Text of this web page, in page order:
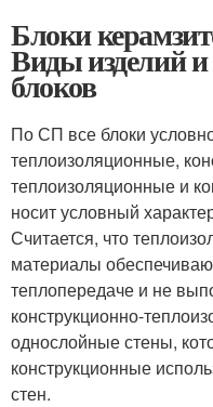
Блоки
Виды изделий
блоков
По СП все блоки
теплоизоляционные,
теплоизоляционные и
носит условный
Считается, что
материалы
теплопередаче и не
конструкционно-
однослойные стены,
конструкционные
стен.